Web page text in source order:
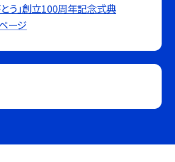
う」創立100周年記念式典
ージ